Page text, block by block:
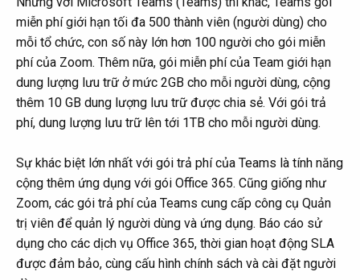
miễn phí giới hạn tối đa 500 thành viên (người dùng) cho
mỗi tổ chức, con số này lớn hơn 100 người cho gói miễn
phí của Zoom. Thêm nữa, gói miễn phí của Team giới hạn
dung lượng lưu trữ ở mức 2GB cho mỗi người dùng, cộng
thêm 10 GB dung lượng lưu trữ được chia sẻ. Với gói trả
phí, dung lượng lưu trữ lên tới 1TB cho mỗi người dùng.
Sự khác biệt lớn nhất với gói trả phí của Teams là tính năng
cộng thêm ứng dụng với gói Office 365. Cũng giống như
Zoom, các gói trả phí của Teams cung cấp công cụ Quản
trị viên để quản lý người dùng và ứng dụng. Báo cáo sử
dụng cho các dịch vụ Office 365, thời gian hoạt động SLA
được đảm bảo, cùng cấu hình chính sách và cài đặt người